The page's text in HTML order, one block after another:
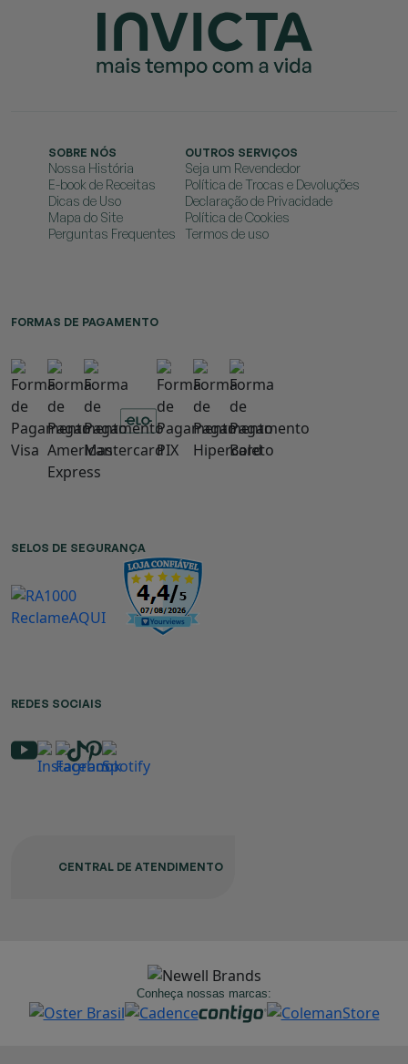
SOBRE NÓS
Nossa História
E-book de Receitas
Dicas de Uso
Mapa do Site
Perguntas Frequentes
OUTROS SERVIÇOS
Seja um Revendedor
Política de Trocas e Devoluções
Declaração de Privacidade
Política de Cookies
Termos de uso
FORMAS DE PAGAMENTO
SELOS DE SEGURANÇA
REDES SOCIAIS
CENTRAL DE ATENDIMENTO
Conheça nossas marcas: